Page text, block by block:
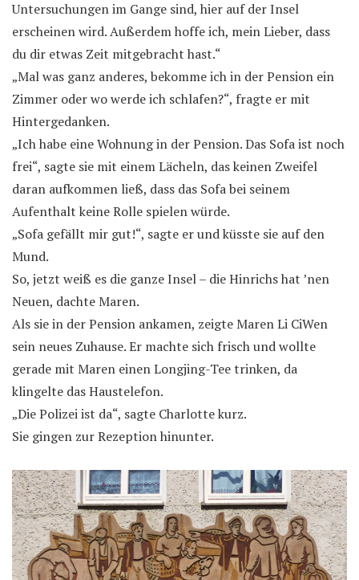
Untersuchungen im Gange sind, hier auf der Insel
erscheinen wird. Außerdem hoffe ich, mein Lieber, dass
du dir etwas Zeit mitgebracht hast.“
„Mal was ganz anderes, bekomme ich in der Pension ein
Zimmer oder wo werde ich schlafen?“, fragte er mit
Hintergedanken.
„Ich habe eine Wohnung in der Pension. Das Sofa ist noch
frei“, sagte sie mit einem Lächeln, das keinen Zweifel
daran aufkommen ließ, dass das Sofa bei seinem
Aufenthalt keine Rolle spielen würde.
„Sofa gefällt mir gut!“, sagte er und küsste sie auf den
Mund.
So, jetzt weiß es die ganze Insel – die Hinrichs hat ’nen
Neuen, dachte Maren.
Als sie in der Pension ankamen, zeigte Maren Li CiWen
sein neues Zuhause. Er machte sich frisch und wollte
gerade mit Maren einen Longjing-Tee trinken, da
klingelte das Haustelefon.
„Die Polizei ist da“, sagte Charlotte kurz.
Sie gingen zur Rezeption hinunter.